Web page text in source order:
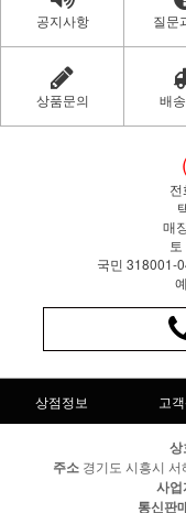
공지사항 질문
상품문의 배
매
국민 318001-
상점정보 고
상
주소경기도 시흥시 서
사
통신판